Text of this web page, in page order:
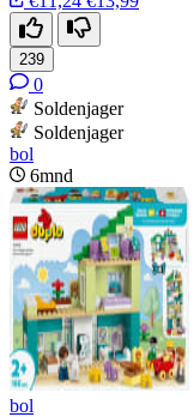
239
0
Soldenjager
Soldenjager
bol
6mnd
bol